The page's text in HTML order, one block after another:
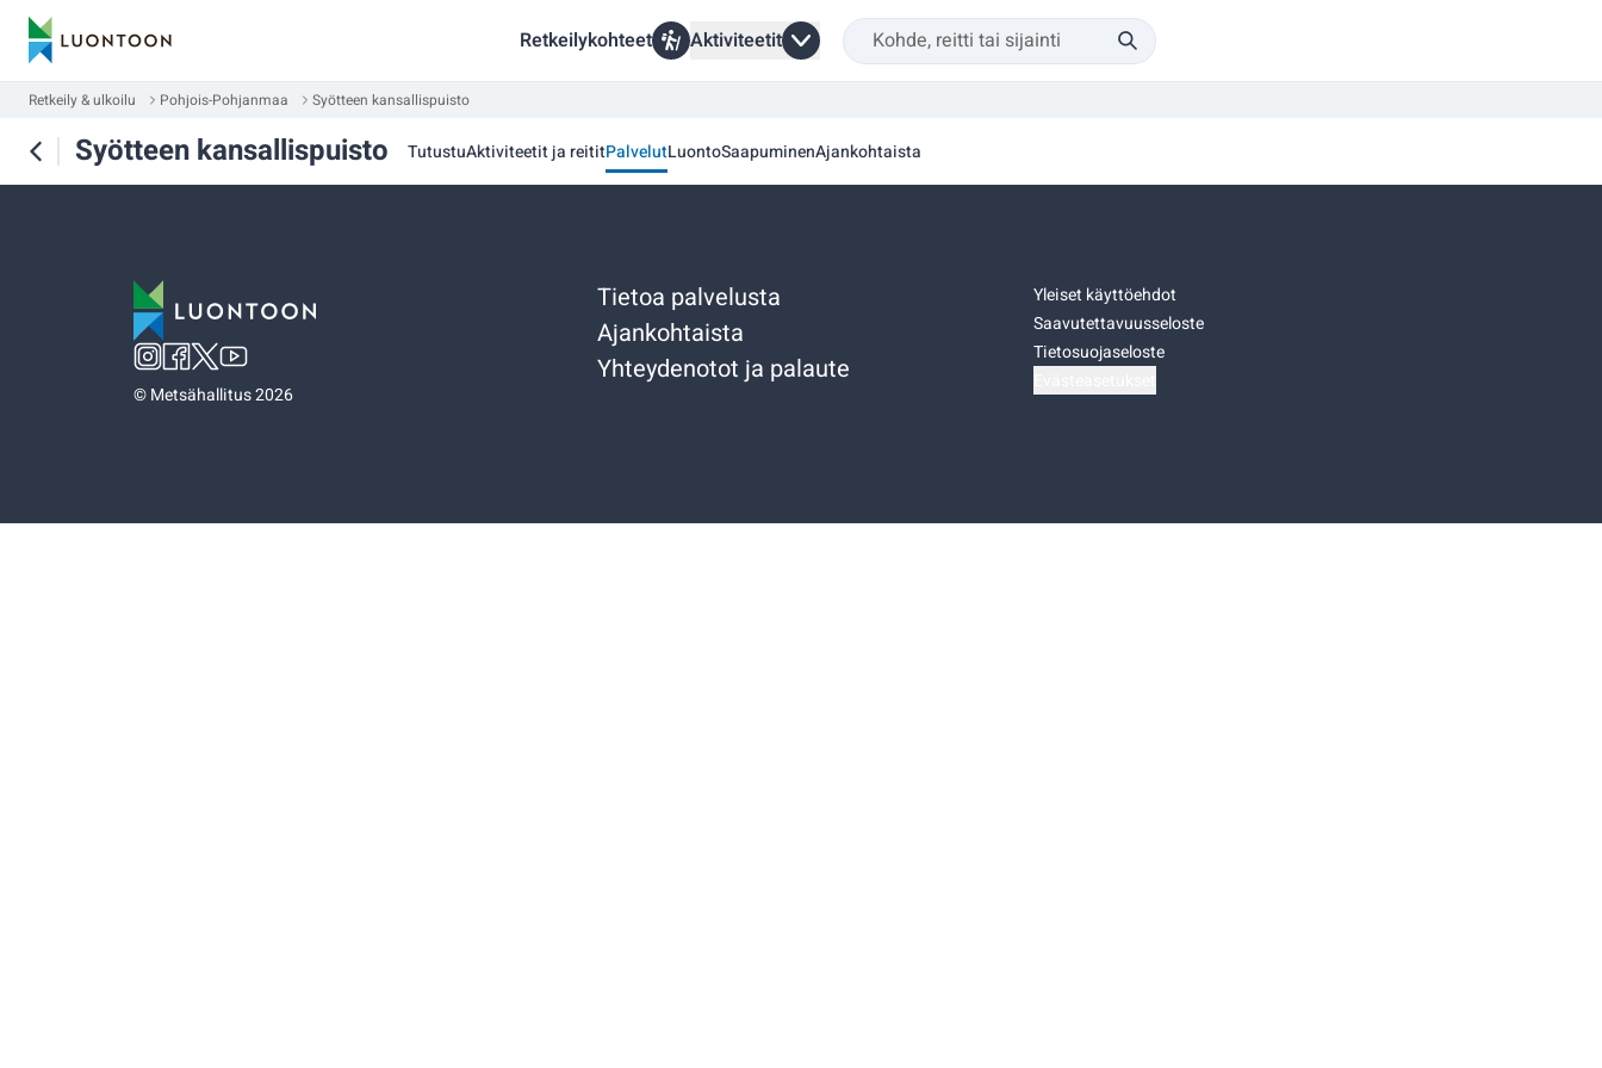
Retkeilykohteet Aktiviteetit
Retkeily & ulkoilu Pohjois-Pohjanmaa Syötteen kansallispuisto
Syötteen kansallispuisto TutustuAktiviteetit ja reititPalvelutLuontoSaapuminenAjankohtaista
©Metsähallitus 2026
Tietoa palvelusta
Ajankohtaista
Yhteydenotot ja palaute
Yleiset käyttöehdot
Saavutettavuusseloste
Tietosuojaseloste